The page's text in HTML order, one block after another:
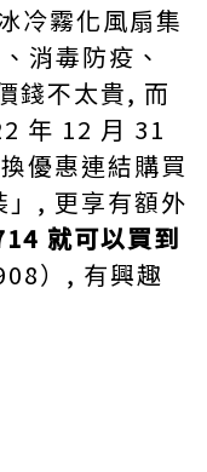
冷霧化風扇集
消毒防疫、
錢不太貴, 而
年 12 月 31
優惠連結購買
」, 更享有額外
就可以買到
）, 有興趣